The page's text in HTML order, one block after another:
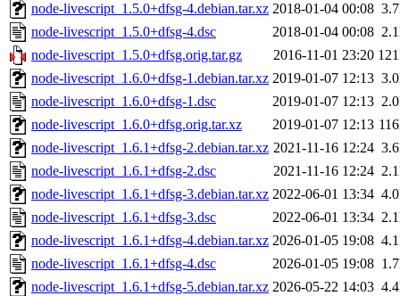
node-livescript_1.5.0+dfsg-4.debian.tar.xz 2018-01-04 00:08
node-livescript_1.5.0+dfsg-4.dsc
2018-01-04 00:08
node-livescript_1.5.0+dfsg.orig.tar.gz
2016-11-01 23:20
node-livescript_1.6.0+dfsg-1.debian.tar.xz 2019-01-07 12:13
node-livescript_1.6.0+dfsg-1.dsc
2019-01-07 12:13
node-livescript_1.6.0+dfsg.orig.tar.xz
2019-01-07 12:13
node-livescript_1.6.1+dfsg-2.debian.tar.xz 2021-11-16 12:24
node-livescript_1.6.1+dfsg-2.dsc
2021-11-16 12:24
node-livescript_1.6.1+dfsg-3.debian.tar.xz 2022-06-01 13:34
node-livescript_1.6.1+dfsg-3.dsc
2022-06-01 13:34
node-livescript_1.6.1+dfsg-4.debian.tar.xz 2026-01-05 19:08
node-livescript_1.6.1+dfsg-4.dsc
2026-01-05 19:08
node-livescript_1.6.1+dfsg-5.debian.tar.xz 2026-05-22 14:03